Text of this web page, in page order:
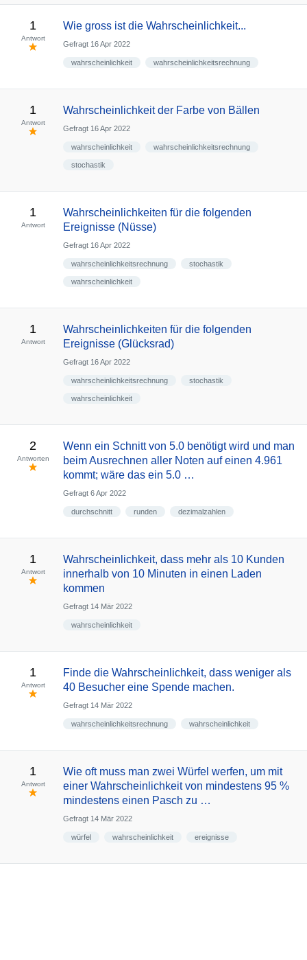
1
Antwort
Wie gross ist die Wahrscheinlichkeit...
Gefragt 16 Apr 2022
wahrscheinlichkeit wahrscheinlichkeitsrechnung
1
Antwort
Wahrscheinlichkeit der Farbe von Bällen
Gefragt 16 Apr 2022
wahrscheinlichkeit wahrscheinlichkeitsrechnung
stochastik
1
Antwort
Wahrscheinlichkeiten für die folgenden
Ereignisse (Nüsse)
Gefragt 16 Apr 2022
wahrscheinlichkeitsrechnung stochastik
wahrscheinlichkeit
1
Antwort
Wahrscheinlichkeiten für die folgenden
Ereignisse (Glücksrad)
Gefragt 16 Apr 2022
wahrscheinlichkeitsrechnung stochastik
wahrscheinlichkeit
2
Antworten
Wenn ein Schnitt von 5.0 benötigt wird und man
beim Ausrechnen aller Noten auf einen 4.961
kommt; wäre das ein 5.0 …
Gefragt 6 Apr 2022
durchschnitt runden dezimalzahlen
1
Antwort
Wahrscheinlichkeit, dass mehr als 10 Kunden
innerhalb von 10 Minuten in einen Laden
kommen
Gefragt 14 Mär 2022
wahrscheinlichkeit
1
Antwort
Finde die Wahrscheinlichkeit, dass weniger als
40 Besucher eine Spende machen.
Gefragt 14 Mär 2022
wahrscheinlichkeitsrechnung wahrscheinlichkeit
1
Antwort
Wie oft muss man zwei Würfel werfen, um mit
einer Wahrscheinlichkeit von mindestens 95 %
mindestens einen Pasch zu …
Gefragt 14 Mär 2022
würfel wahrscheinlichkeit ereignisse